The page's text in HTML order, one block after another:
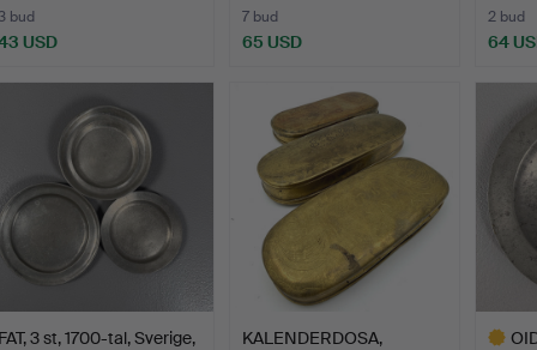
bud
USD
7 bud
65 USD
2 bud
64
3 st, 1700-tal, Sverige, KALENDERDOSA,